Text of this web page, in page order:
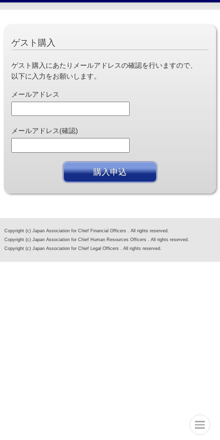
ゲスト購入
ゲスト購入にあたりメールアドレスの確認を行いますので、
以下に入力をお願いします。
メールアドレス
メールアドレス(確認)
Copyright (c) Japan Association for Chief Financial Officers . All rights reserved.
Copyright (c) Japan Association for Chief Human Resources Officers . All rights reserved.
Copyright (c) Japan Association for Chief Legal Officers . All rights reserved.